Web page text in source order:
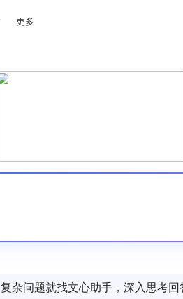
更多
复杂问题就找文心助手，深入思考回